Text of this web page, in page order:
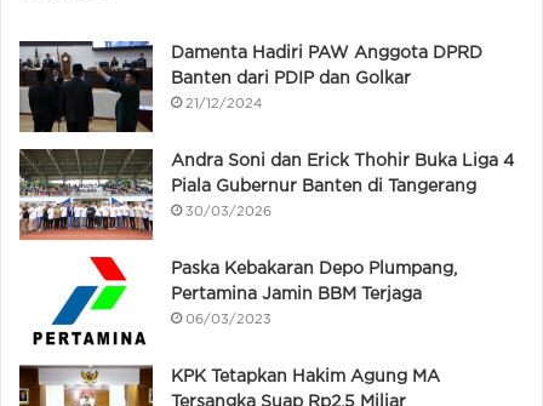
Damenta Hadiri PAW Anggota DPRD
Banten dari PDIP dan Golkar
21/12/2024
Andra Soni dan Erick Thohir Buka Liga 4
Piala Gubernur Banten di Tangerang
30/03/2026
Paska Kebakaran Depo Plumpang,
Pertamina Jamin BBM Terjaga
06/03/2023
KPK Tetapkan Hakim Agung MA
Tersangka Suap Rp2,5 Miliar